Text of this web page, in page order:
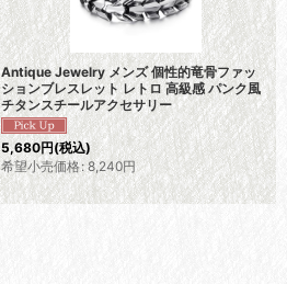
Antique Jewelry メンズ 個性的竜骨ファッ
ションブレスレット レトロ 高級感 パンク風
チタンスチールアクセサリー
5,680円(税込)
希望小売価格: 8,240円